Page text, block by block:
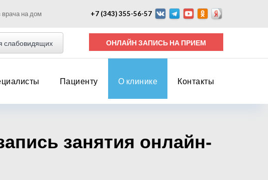
врача на дом +7 (343) 355-56-57
слабовидящих ОНЛАЙН ЗАПИСЬ НА ПРИЕМ
Пациенту О клинике Контакты
занятия онлайн-